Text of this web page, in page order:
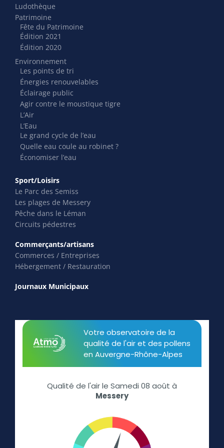
Ludothèque
Patrimoine
Fête du Patrimoine
Édition 2021
Édition 2020
Environnement
Les points de tri
Énergies renouvelables
Éclairage public
Agir contre le moustique tigre
L’Air
L’Eau
Le grand cycle de l’eau
Quelle eau coule au robinet ?
Économiser l’eau
Sport/Loisirs
Le Parc des Semiss
Les plages de Messery
Pêche dans le Léman
Circuits pédestres
Commerçants/artisans
Commerces / Entreprises
Hébergement / Restauration
Journaux Municipaux